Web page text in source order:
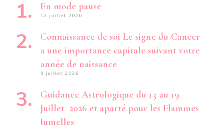
En mode pause
12 juillet 2026
Connaissance de soi Le signe du Cancer
a une importance capitale suivant votre
année de naissance
9 juillet 2026
Guidance Astrologique du 13 au 19
Juillet 2026 et aparté pour les Flammes
Jumelles